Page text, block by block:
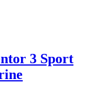
3 Sport